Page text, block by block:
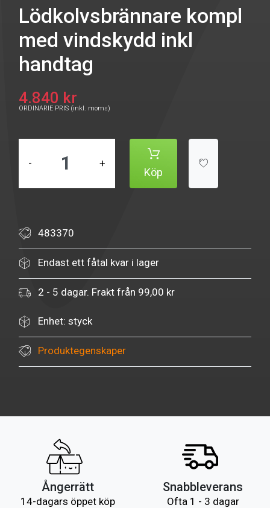
Lödkolvsbrännare kompl
med vindskydd inkl
handtag
4.840 kr
ORDINARIE PRIS (inkl. moms)
- +
Köp
483370
Endast ett fåtal kvar i lager
2 - 5 dagar. Frakt från 99,00 kr
Enhet: styck
Produktegenskaper
Ångerrätt
14-dagars öppet köp
Snabbleverans
Ofta 1 - 3 dagar